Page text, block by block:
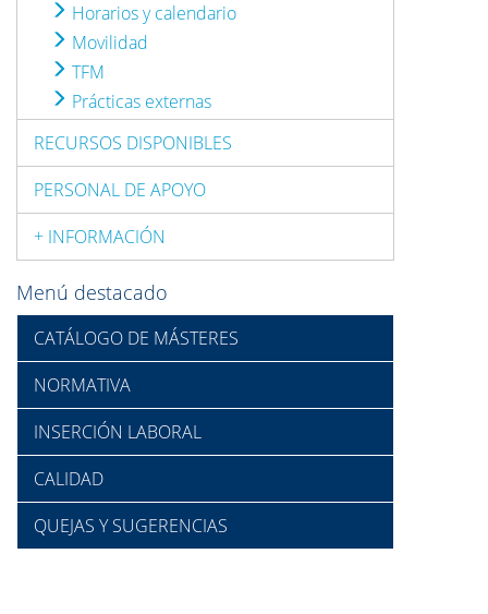
Horarios y calendario
Movilidad
TFM
Prácticas externas
RECURSOS DISPONIBLES
PERSONAL DE APOYO
+ INFORMACIÓN
Menú destacado
CATÁLOGO DE MÁSTERES
NORMATIVA
INSERCIÓN LABORAL
CALIDAD
QUEJAS Y SUGERENCIAS